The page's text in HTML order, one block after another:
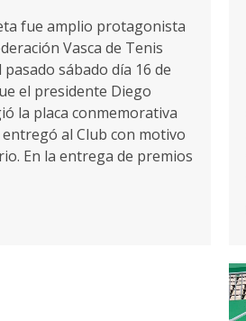
fue amplio protagonista
Vasca de Tenis
pasado sábado día 16 de
el presidente Diego
la placa conmemorativa
al Club con motivo
En la entrega de premios